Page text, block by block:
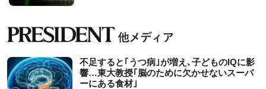
不足すると｢うつ病｣が増え､子どものIQに影
響…東大教授｢脳のために欠かせないスーパ
ーにある食材｣